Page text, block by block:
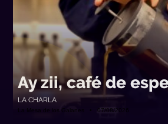
Ay zii, café de
LA CHARLA
La Mesa de los Galanes • 07/08/2026